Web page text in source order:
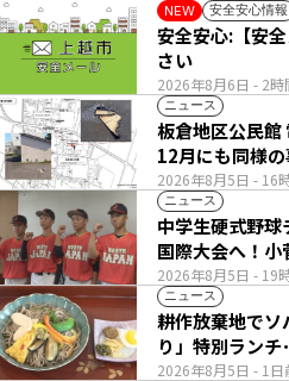
NEW 安全安心情報
2026年8月6日 - 2時
安全安心:【安
さい
ニュース
2026年8月5日 - 16
板倉地区公民館
12月にも同様
ニュース
2026年8月5日 - 19
中学生硬式野
国際大会へ！小
ニュース
2026年8月5日 - 1日
耕作放棄地でソ
り」特別ランチ